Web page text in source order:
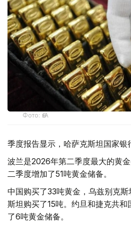
Фото: ӨзА
季度报告显示，哈萨克斯坦国家银
波兰是2026年第二季度最大的黄
二季度增加了51吨黄金储备。
中国购买了33吨黄金，乌兹别克
斯坦购买了15吨。约旦和捷克共
了6吨黄金储备。